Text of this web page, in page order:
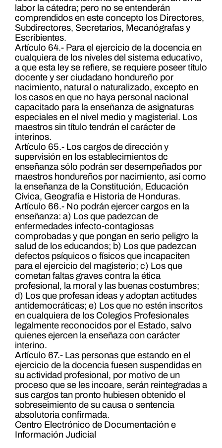
labor la cátedra; pero no se entenderán
comprendidos en este concepto los Directores,
Subdirectores, Secretarios, Mecanógrafas y
Escribientes.
Artículo 64.- Para el ejercicio de la docencia en
cualquiera de los niveles del sistema educativo,
a que esta ley se refiere, se requiere poseer título
docente y ser ciudadano hondureño por
nacimiento, natural o naturalizado, excepto en
los casos en que no haya personal nacional
capacitado para la enseñanza de asignaturas
especiales en el nivel medio y magisterial. Los
maestros sin título tendrán el carácter de
interinos.
Artículo 65.- Los cargos de dirección y
supervisión en los establecimientos dc
enseñanza sólo podrán ser desempeñados por
maestros hondureños por nacimiento, así como
la enseñanza de la Constitución, Educación
Cívica, Geografía e Historia de Honduras.
Artículo 66.- No podrán ejercer cargos en la
enseñanza: a) Los que padezcan de
enfermedades infecto-contagiosas
comprobadas y que pongan en serio peligro la
salud de los educandos; b) Los que padezcan
defectos psíquicos o físicos que incapaciten
para el ejercicio del magisterio; c) Los que
cometan faltas graves contra la ética
profesional, la moral y las buenas costumbres;
d) Los que profesan ideas y adoptan actitudes
antidemocráticas; e) Los que no estén inscritos
en cualquiera de los Colegios Profesionales
legalmente reconocidos por el Estado, salvo
quienes ejercen la enseñaza con carácter
interino.
Artículo 67.- Las personas que estando en el
ejercicio de la docencia fuesen suspendidas en
su actividad profesional, por motivo de un
proceso que se les incoare, serán reintegradas a
sus cargos tan pronto hubiesen obtenido el
sobreseimiento de su causa o sentencia
absolutoria confirmada.
Centro Electrónico de Documentación e
Información Judicial